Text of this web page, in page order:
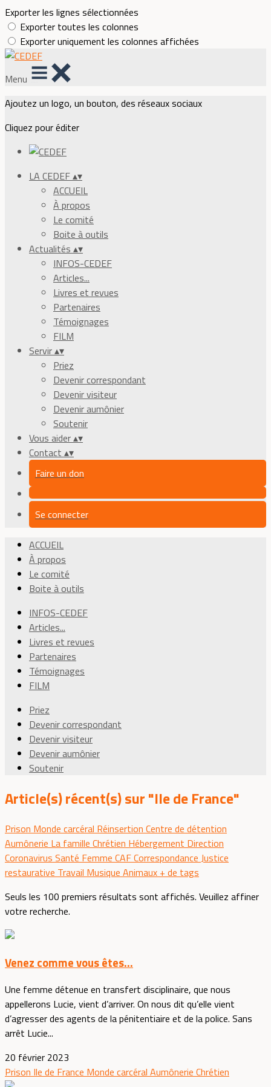
Exporter les lignes sélectionnées
Exporter toutes les colonnes
Exporter uniquement les colonnes affichées
Menu
Ajoutez un logo, un bouton, des réseaux sociaux
Cliquez pour éditer
LA CEDEF▴▾
ACCUEIL
À propos
Le comité
Boite à outils
Actualités ▴▾
INFOS-CEDEF
Articles...
Livres et revues
Partenaires
Témoignages
FILM
Servir▴▾
Priez
Devenir correspondant
Devenir visiteur
Devenir aumônier
Soutenir
Vous aider▴▾
Contact ▴▾
Faire un don
Se connecter
ACCUEIL
À propos
Le comité
Boite à outils
INFOS-CEDEF
Articles...
Livres et revues
Partenaires
Témoignages
FILM
Priez
Devenir correspondant
Devenir visiteur
Devenir aumônier
Soutenir
Article(s) récent(s) sur "Ile de France"
Prison Monde carcéral Réinsertion Centre de détention
Aumônerie La famille Chrétien Hébergement Direction
Coronavirus Santé Femme CAFCorrespondance Justice
restaurative Travail Musique Animaux + de tags
Seuls les 100 premiers résultats sont affichés. Veuillez affiner
votre recherche.
Venez comme vous êtes...
Une femme détenue en transfert disciplinaire, que nous
appellerons Lucie, vient d’arriver. On nous dit qu’elle vient
d’agresser des agents de la pénitentiaire et de la police. Sans
arrêt Lucie...
20 février 2023
Prison Ile de France Monde carcéral Aumônerie Chrétien